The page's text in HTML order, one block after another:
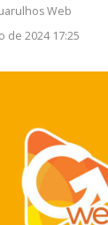
Web
de 2024 17:25